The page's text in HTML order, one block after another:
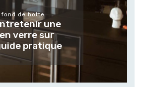
finitions
Tendances et usages des
verres et vitrages sur
mesure pour les espaces
extérieur